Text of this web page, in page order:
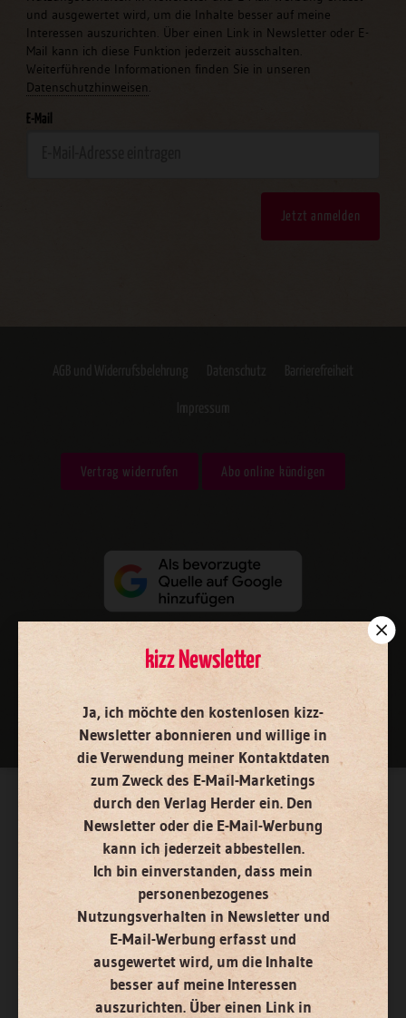
und ausgewertet wird, um die Inhalte besser auf meine
Interessen auszurichten. Über einen Link in Newsletter oder E-
Mail kann ich diese Funktion jederzeit ausschalten.
Weiterführende Informationen finden Sie in unseren
Datenschutzhinweisen.
E-Mail
Jetzt anmelden
AGB und Widerrufsbelehrung
Impressum
Vertrag widerrufen Abo online kündigen
kizz Newsletter
Ja, ich möchte den kostenlosen kizz-
Newsletter abonnieren und willige in
die Verwendung meiner Kontaktdaten
zum Zweck des E-Mail-Marketings
durch den Verlag Herder ein. Den
Newsletter oder die E-Mail-Werbung
kann ich jederzeit abbestellen.
Ich bin einverstanden, dass mein
personenbezogenes
Nutzungsverhalten in Newsletter und
E-Mail-Werbung erfasst und
ausgewertet wird, um die Inhalte
besser auf meine Interessen
auszurichten. Über einen Link in